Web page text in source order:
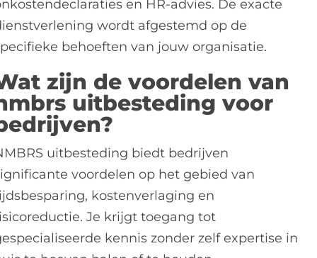
en HR-advies. De exacte
wordt afgestemd op de
behoeften van jouw organisatie.
zijn de voordelen van
uitbesteding voor
uitbesteding biedt bedrijven
voordelen op het gebied van
kostenverlaging en
Je krijgt toegang tot
kennis zonder zelf expertise in